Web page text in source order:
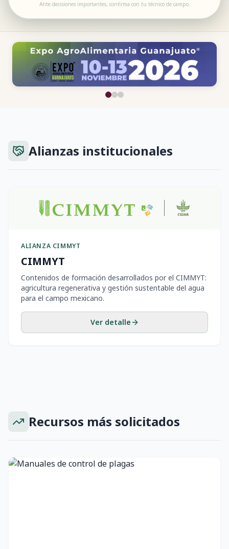
Ante decisiones importantes, confirma con tu técnico de campo.
Alianzas institucionales
ALIANZA CIMMYT
CIMMYT
Contenidos de formación desarrollados por el CIMMYT:
agricultura regenerativa y gestión sustentable del agua
para el campo mexicano.
Ver detalle
Recursos más solicitados